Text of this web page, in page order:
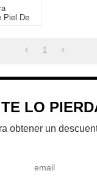
Piel De
1
TE LO
obtener un